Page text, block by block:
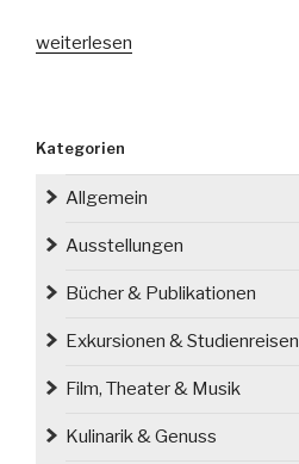
„„Highlander“
weiterlesen
Kategorien
Allgemein
Ausstellungen
Bücher & Publikationen
Exkursionen & Studienreisen
Film, Theater & Musik
Kulinarik & Genuss